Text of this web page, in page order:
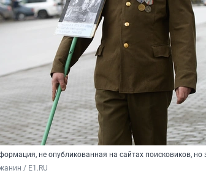
не опубликованная на сайтах поисковиков,
/ E1.RU